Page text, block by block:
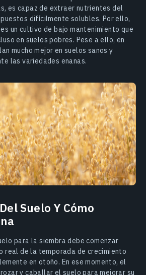
es capaz de extraer nutrientes del
difícilmente solubles. Por ello,
un cultivo de bajo mantenimiento que
en suelos pobres. Pese a ello, en
mucho mejor en suelos sanos y
las variedades enanas.
Suelo Y Cómo
para la siembra debe comenzar
real de la temporada de crecimiento
en otoño. En ese momento, el
y caballar el suelo para mejorar su